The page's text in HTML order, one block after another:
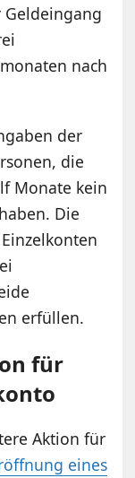
nach
der
die
Monate kein
Die
erfüllen.
für
Aktion für
eines